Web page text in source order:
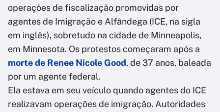
operações de fiscalização promovidas por
agentes de Imigração e Alfândega (ICE, na sigla
em inglês), sobretudo na cidade de Minneapolis,
em Minnesota. Os protestos começaram após a
morte de Renee Nicole Good, de 37 anos, baleada
por um agente federal.
Ela estava em seu veículo quando agentes do ICE
realizavam operações de imigração. Autoridades